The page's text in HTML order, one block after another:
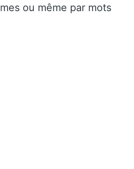
ou même par mots